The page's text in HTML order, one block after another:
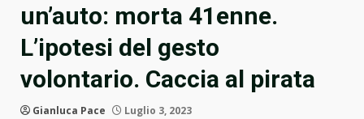
un’auto: morta 41enne.
L’ipotesi del gesto
volontario. Caccia al pirata
Gianluca Pace Luglio 3, 2023